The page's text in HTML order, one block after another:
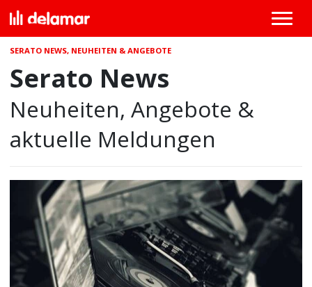
SERATO NEWS, NEUHEITEN & ANGEBOTE
Serato News
Neuheiten, Angebote &
aktuelle Meldungen